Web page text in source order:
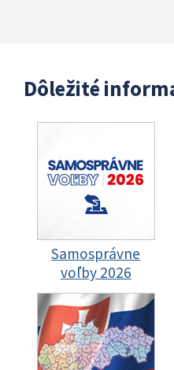
Dôležité
Samosprávne
voľby 2026